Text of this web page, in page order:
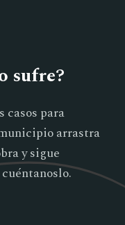
sufre?
casos para
arrastra
y sigue